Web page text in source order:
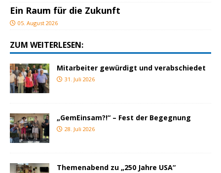
Ein Raum für die Zukunft
05. August 2026
ZUM WEITERLESEN:
Mitarbeiter gewürdigt und verabschiedet
31. Juli 2026
„GemEinsam?!“ – Fest der Begegnung
28. Juli 2026
Themenabend zu „250 Jahre USA“